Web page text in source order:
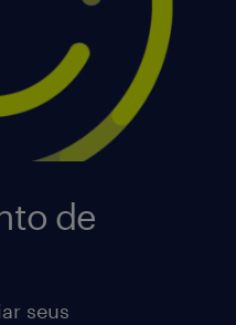
de
seus